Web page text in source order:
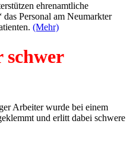
ehrenamtliche
Personal am Neumarkter
(Mehr)
Arbeiter wurde bei einem
und erlitt dabei schwere